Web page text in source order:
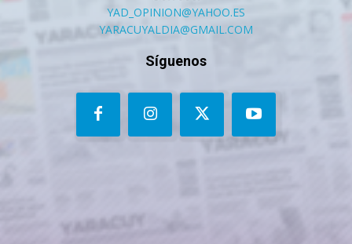
YAD_OPINION@YAHOO.ES
YARACUYALDIA@GMAIL.COM
Síguenos